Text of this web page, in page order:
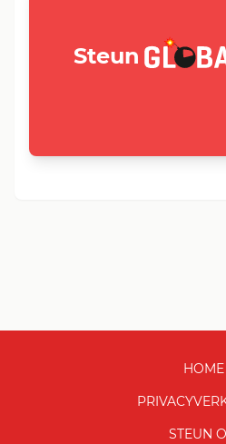
Steun
HOME
STEUN